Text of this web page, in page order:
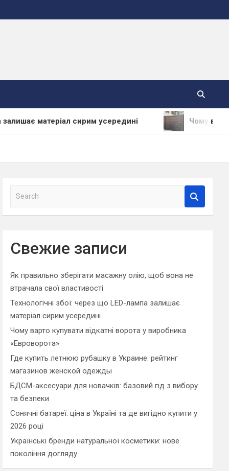
сирим усередині Чому варто
a
c
h
Свежие записи
Як правильно зберігати масажну олію, щоб вона не
втрачала свої властивості
Технологічні збої: через що LED-лампа залишає
матеріал сирим усередині
Чому варто купувати відкатні ворота у виробника
«Евроворота»
Где купить летнюю рубашку в Украине: рейтинг
магазинов женской одежды
БДСМ-аксесуари для новачків: базовий гід з вибору
та безпеки
Сонячні батареї: ціна в Україні та де вигідно купити у
2026 році
Українські бренди натуральної косметики: нове
покоління догляду